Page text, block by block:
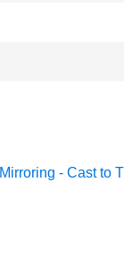
- Cast to